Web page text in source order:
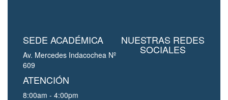
SEDE ACADÉMICA
Av. Mercedes Indacochea Nº
609
ATENCIÓN
8:00am - 4:00pm
NUESTRAS REDES
SOCIALES